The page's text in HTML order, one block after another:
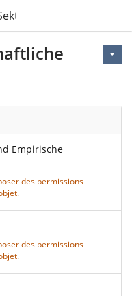
Empirische
des permissions
des permissions